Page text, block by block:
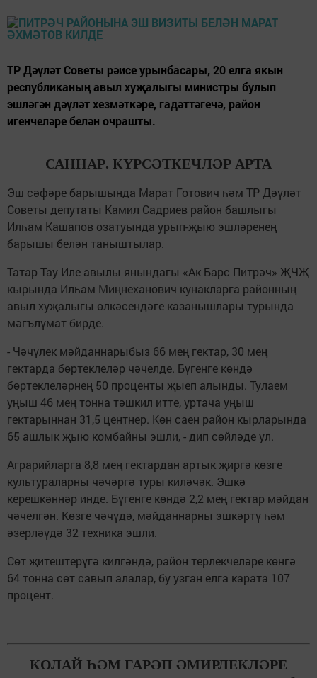
ТР Дәүләт Советы рәисе урынбасары, 20 елга якын
республиканың авыл хуҗалыгы министры булып
эшләгән дәүләт хезмәткәре, гадәттәгечә, район
игенчеләре белән очрашты.
САННАР. КҮРСӘТКЕЧЛӘР АРТА
Эш сәфәре барышында Марат Готович һәм ТР Дәүләт
Советы депутаты Камил Садриев район башлыгы
Илһам Кашапов озатуында урып-җыю эшләренең
барышы белән таныштылар.
Татар Тау Иле авылы янындагы «Ак Барс Питрәч» ҖЧҖ
кырында Илһам Миңнеханович кунакларга районның
авыл хуҗалыгы өлкәсендәге казанышлары турында
мәгълүмат бирде.
- Чәчүлек мәйданнарыбыз 66 мең гектар, 30 мең
гектарда бөртеклеләр чәчелде. Бүгенге көндә
бөртеклеләрнең 50 проценты җыеп алынды. Тулаем
уңыш 46 мең тонна тәшкил итте, уртача уңыш
гектарыннан 31,5 центнер. Көн саен район кырларында
65 ашлык җыю комбайны эшли, - дип сөйләде ул.
Аграрийларга 8,8 мең гектардан артык җиргә көзге
культураларны чәчәргә туры киләчәк. Эшкә
керешкәннәр инде. Бүгенге көндә 2,2 мең гектар мәйдан
чәчелгән. Көзге чәчүдә, мәйданнарны эшкәртү һәм
әзерләүдә 32 техника эшли.
Сөт җитештерүгә килгәндә, район терлекчеләре көнгә
64 тонна сөт савып алалар, бу узган елга карата 107
процент.
КОЛАЙ ҺӘМ ГАРӘП ӘМИРЛЕКЛӘРЕ